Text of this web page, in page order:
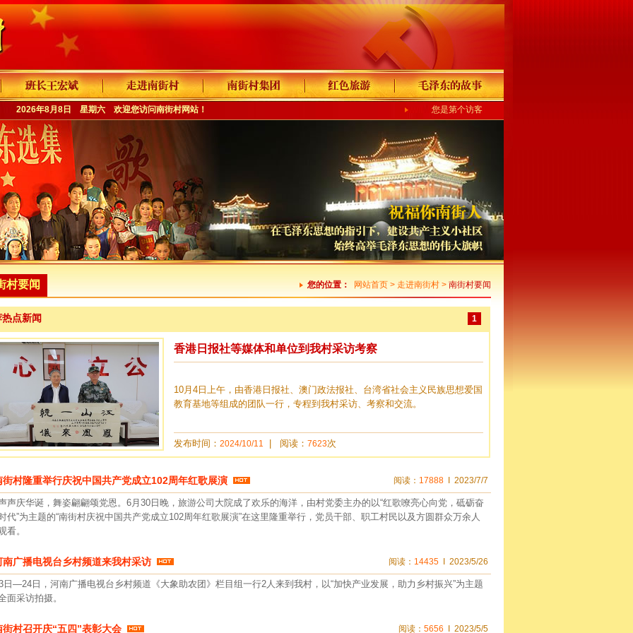
2026年8月8日 星期六 欢迎您访问南街村网站！ 您是第个访客
村要闻 您的位置： 网站首页> 走进南街村> 南街村要闻
街村隆重举行庆祝中国共产党成立102周年红歌展演 阅读： 17888I 2023/7/7
声庆华诞，舞姿翩翩颂党恩。6月30日晚，旅游公司大院成了欢乐的海洋，由村党委主办的以“红歌嘹亮心向党，砥砺奋
代”为主题的“南街村庆祝中国共产党成立102周年红歌展演”在这里隆重举行，党员干部、职工村民以及方圆群众万余人
看。
南广播电视台乡村频道来我村采访 阅读： 14435I 2023/5/26
日—24日，河南广播电视台乡村频道《大象助农团》栏目组一行2人来到我村，以“加快产业发展，助力乡村振兴”为主题
面采访拍摄。
街村召开庆“五四”表彰大会 阅读： 5656 I 2023/5/5